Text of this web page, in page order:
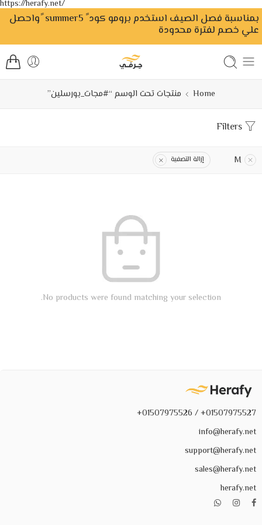
https://herafy.net/
بمناسبة فصل الصيف استخدم برومو كود ً summer5 ًواحصل
علي خصم لفترة محدودة
Home منتجات تحت الوسم “#مجات_بورسلين”
M إزالة التصفية
No products were found matching your selection.
01507975527+ / 01507975526+
info@herafy.net
support@herafy.net
sales@herafy.net
herafy.net